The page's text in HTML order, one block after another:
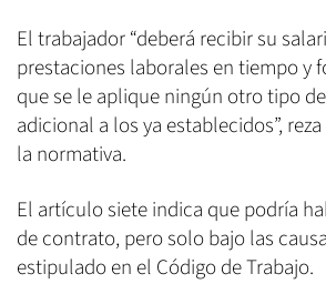
El trabajador “deberá recibir su
prestaciones laborales en tiempo y
que se le aplique ningún otro tipo
adicional a los ya establecidos”,
la normativa.
El artículo siete indica que podría
de contrato, pero solo bajo las
estipulado en el Código de Trabajo.